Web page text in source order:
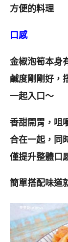
方便的料理
口感
金椒泡筍本身
鹹度剛剛好，
一起入口～
香甜開胃，咀
合在一起，同
僅提升整體口
簡單搭配味道